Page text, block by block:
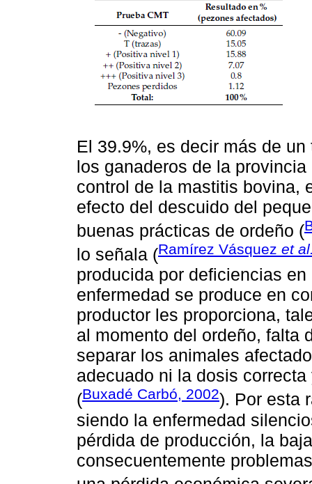
El 39.9%, es decir más de
los ganaderos de la
control de la mastitis bovina,
efecto del descuido del
buenas prácticas de ordeño (
lo señala (Ramírez Vásquez et
producida por deficiencias
enfermedad se produce en
productor les proporciona,
al momento del ordeño, falta
separar los animales
adecuado ni la dosis
(Buxadé Carbó, 2002). Por esta
siendo la enfermedad
pérdida de producción, la
consecuentemente